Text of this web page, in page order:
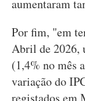
aumentaram
Por fim, "em
Abril de 2026,
(1,4% no mês
variação do
registados em